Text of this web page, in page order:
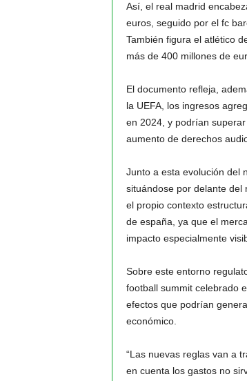
Así, el real madrid
euros, seguido por el fc
También figura el atlético
más de 400 millones de
El documento refleja,
la UEFA, los ingresos
en 2024, y podrían
aumento de derechos
Junto a esta evolución del
situándose por delante del
el propio contexto
de españa, ya que el
impacto especialmente
Sobre este entorno
football summit celebrado
efectos que podrían
económico.
“Las nuevas reglas van a
en cuenta los gastos no